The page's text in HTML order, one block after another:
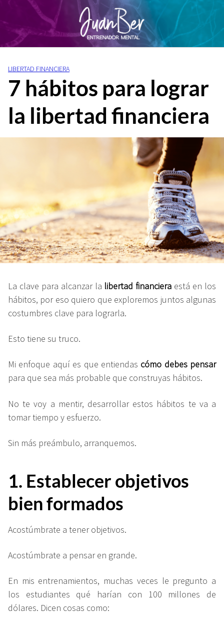
t
LIBERTAD FINANCIERA
7 hábitos para lograr
la libertad financiera
La clave para alcanzar la libertad financiera está en los
hábitos, por eso quiero que exploremos juntos algunas
costumbres clave para lograrla.
Esto tiene su truco.
Mi enfoque aquí es que entiendas cómo debes pensar
para que sea más probable que construyas hábitos.
No te voy a mentir, desarrollar estos hábitos te va a
tomar tiempo y esfuerzo.
Sin más preámbulo, arranquemos.
1. Establecer objetivos
bien formados
Acostúmbrate a tener objetivos.
Acostúmbrate a pensar en grande.
En mis entrenamientos, muchas veces le pregunto a
los estudiantes qué harían con 100 millones de
dólares. Dicen cosas como: